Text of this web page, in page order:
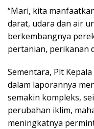
“Mari, kita
darat, udara dan air
berkembangnya
pertanian, perikanan
Sementara, Plt
dalam laporannya
semakin kompleks,
perubahan iklim,
meningkatnya